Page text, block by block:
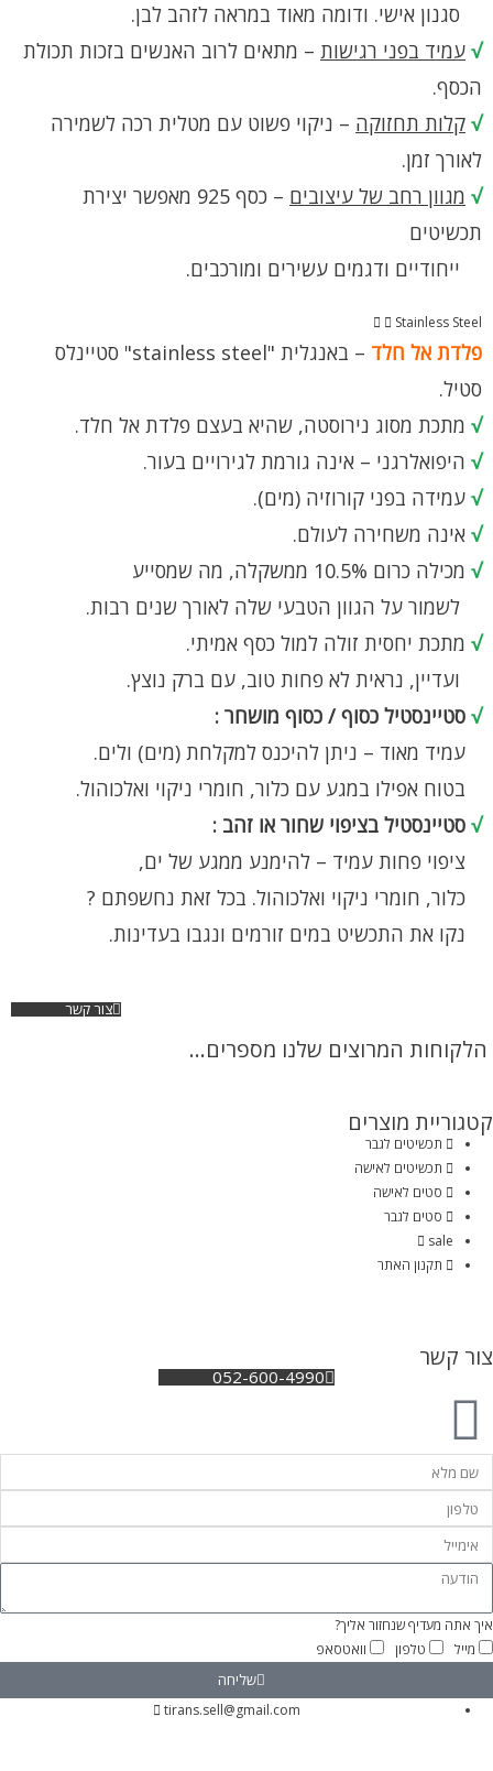
סגנון אישי. ודומה מאוד במראה לזהב לבן.
√ עמיד בפני רגישות – מתאים לרוב האנשים בזכות תכולת
הכסף.
√ קלות תחזוקה – ניקוי פשוט עם מטלית רכה לשמירה
לאורך זמן.
√ מגוון רחב של עיצובים
– כסף 925 מאפשר יצירת
תכשיטים
ייחודיים ודגמים עשירים ומורכבים.
Stainless Steel
פלדת אל חלד
– באנגלית "stainless steel" סטיינלס
סטיל.
√ מתכת מסוג נירוסטה, שהיא בעצם פלדת אל חלד.
√ היפואלרגני – אינה גורמת לגירויים בעור.
√ עמידה בפני קורוזיה (מים).
√ אינה משחירה לעולם.
√ מכילה כרום 10.5% ממשקלה, מה שמסייע
לשמור על הגוון הטבעי שלה לאורך שנים רבות.
√ מתכת יחסית זולה למול כסף אמיתי.
ועדיין, נראית לא פחות טוב, עם ברק נוצץ.
√ סטיינסטיל כסוף / כסוף מושחר :
עמיד מאוד – ניתן להיכנס למקלחת (מים) ולים.
בטוח אפילו במגע עם כלור, חומרי ניקוי ואלכוהול.
√ סטיינסטיל בציפוי שחור או זהב :
ציפוי פחות עמיד – להימנע ממגע של ים,
כלור, חומרי ניקוי ואלכוהול. בכל זאת נחשפתם ?
נקו את התכשיט במים זורמים ונגבו בעדינות.
צור קשר
הלקוחות המרוצים שלנו מספרים...
קטגוריית מוצרים
תכשיטים לגבר
תכשיטים לאישה
סטים לאישה
סטים לגבר
sale
תקנון האתר
צור קשר
052-600-4990
איך אתה מעדיף שנחזור אליך?
מייל
טלפון וואטסאפ
שליחה
tirans.sell@gmail.com